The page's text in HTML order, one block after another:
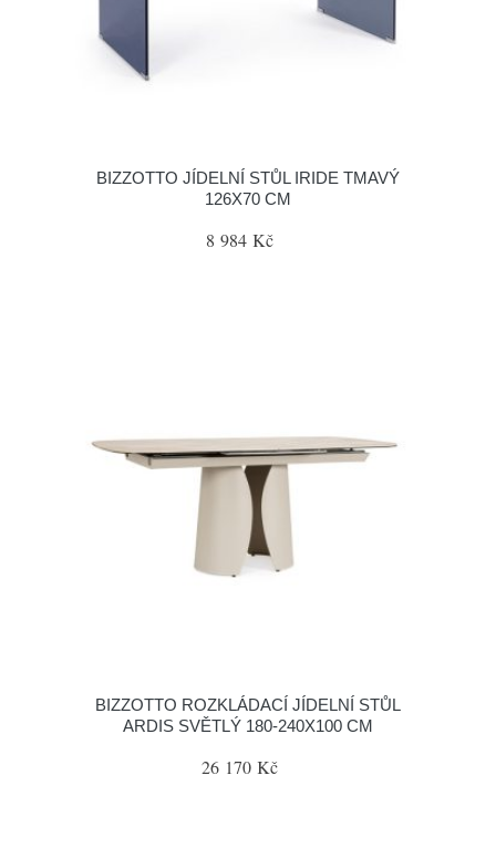
BIZZOTTO JÍDELNÍ STŮL IRIDE TMAVÝ
126X70 CM
8 984 Kč
BIZZOTTO ROZKLÁDACÍ JÍDELNÍ STŮL
ARDIS SVĚTLÝ 180-240X100 CM
26 170 Kč